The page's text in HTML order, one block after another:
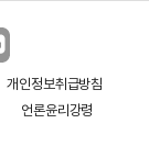
개인정보취급방침
언론윤리강령